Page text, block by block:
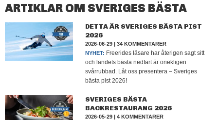
ARTIKLAR OM SVERIGES BÄSTA
DETTA ÄR SVERIGES BÄSTA PIST
2026
2026-06-29 |34 KOMMENTARER
NYHET: Freerides läsare har återigen sagt sitt
och landets bästa nedfart är onekligen
svårrubbad. Låt oss presentera – Sveriges
bästa pist 2026!
SVERIGES BÄSTA
BACKRESTAURANG 2026
2026-05-29 |4 KOMMENTARER